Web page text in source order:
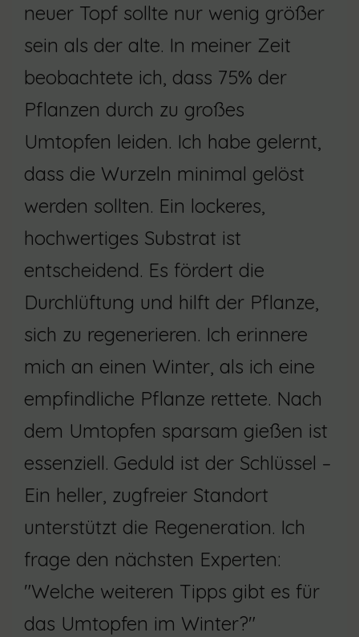
neuer Topf sollte nur wenig größer
sein als der alte. In meiner Zeit
beobachtete ich, dass 75% der
Pflanzen durch zu großes
Umtopfen leiden. Ich habe gelernt,
dass die Wurzeln minimal gelöst
werden sollten. Ein lockeres,
hochwertiges Substrat ist
entscheidend. Es fördert die
Durchlüftung und hilft der Pflanze,
sich zu regenerieren. Ich erinnere
mich an einen Winter, als ich eine
empfindliche Pflanze rettete. Nach
dem Umtopfen sparsam gießen ist
essenziell. Geduld ist der Schlüssel –
Ein heller, zugfreier Standort
unterstützt die Regeneration. Ich
frage den nächsten Experten:
"Welche weiteren Tipps gibt es für
das Umtopfen im Winter?"